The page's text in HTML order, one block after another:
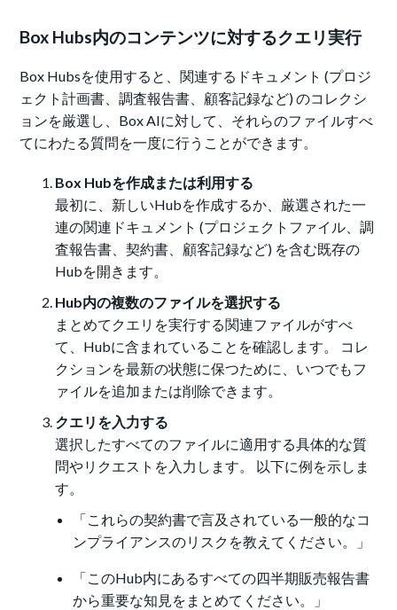
Box Hubs内のコンテンツに対するクエリ実行
Box Hubsを使用すると、関連するドキュメント (プロジ
ェクト計画書、調査報告書、顧客記録など) のコレクシ
ョンを厳選し、Box AIに対して、それらのファイルすべ
てにわたる質問を一度に行うことができます。
Box Hubを作成または利用する
最初に、新しいHubを作成するか、厳選された一
連の関連ドキュメント (プロジェクトファイル、調
査報告書、契約書、顧客記録など) を含む既存の
Hubを開きます。
Hub内の複数のファイルを選択する
まとめてクエリを実行する関連ファイルがすべ
て、Hubに含まれていることを確認します。 コレ
クションを最新の状態に保つために、いつでもフ
ァイルを追加または削除できます。
クエリを入力する
選択したすべてのファイルに適用する具体的な質
問やリクエストを入力します。 以下に例を示しま
す。
「これらの契約書で言及されている一般的なコ
ンプライアンスのリスクを教えてください。」
「このHub内にあるすべての四半期販売報告書
から重要な知見をまとめてください。」